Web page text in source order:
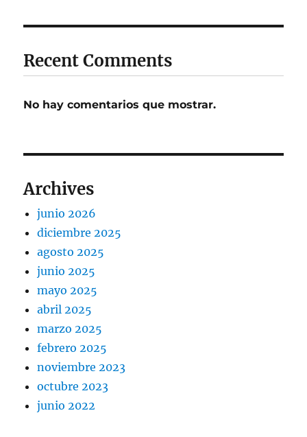
Recent Comments
No hay comentarios que mostrar.
Archives
junio 2026
diciembre 2025
agosto 2025
junio 2025
mayo 2025
abril 2025
marzo 2025
febrero 2025
noviembre 2023
octubre 2023
junio 2022